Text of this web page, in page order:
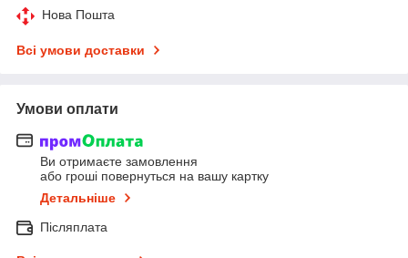
Нова Пошта
Всі умови доставки
Умови оплати
Ви отримаєте замовлення
або гроші повернуться на вашу картку
Детальніше
Післяплата